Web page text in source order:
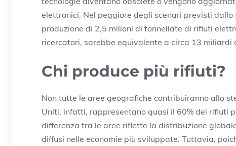
elettronici. Nel peggiore degli scenari previsti dallo
produzione di 2,5 milioni di tonnellate di rifiuti
ricercatori, sarebbe equivalente a circa 13 miliardi
Chi produce più rifiuti?
Non tutte le aree geografiche contribuiranno allo
Uniti, infatti, rappresentano quasi il 60% dei rifiuti
differenza tra le aree riflette la distribuzione
diffusi nelle economie più sviluppate. Tuttavia,